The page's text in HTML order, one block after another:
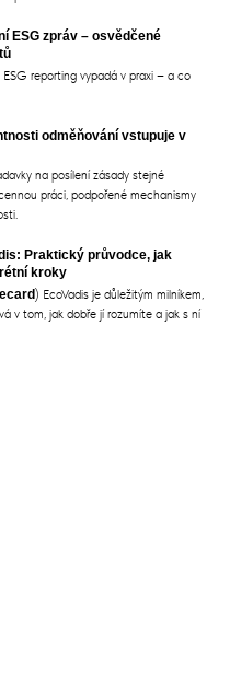
ESG zpráv – osvědčené
reporting vypadá v praxi – a co
odměňování vstupuje v
na posílení zásady stejné
práci, podpořené mechanismy
Praktický průvodce, jak
kroky
) EcoVadis je důležitým milníkem,
v tom, jak dobře jí rozumíte a jak s ní